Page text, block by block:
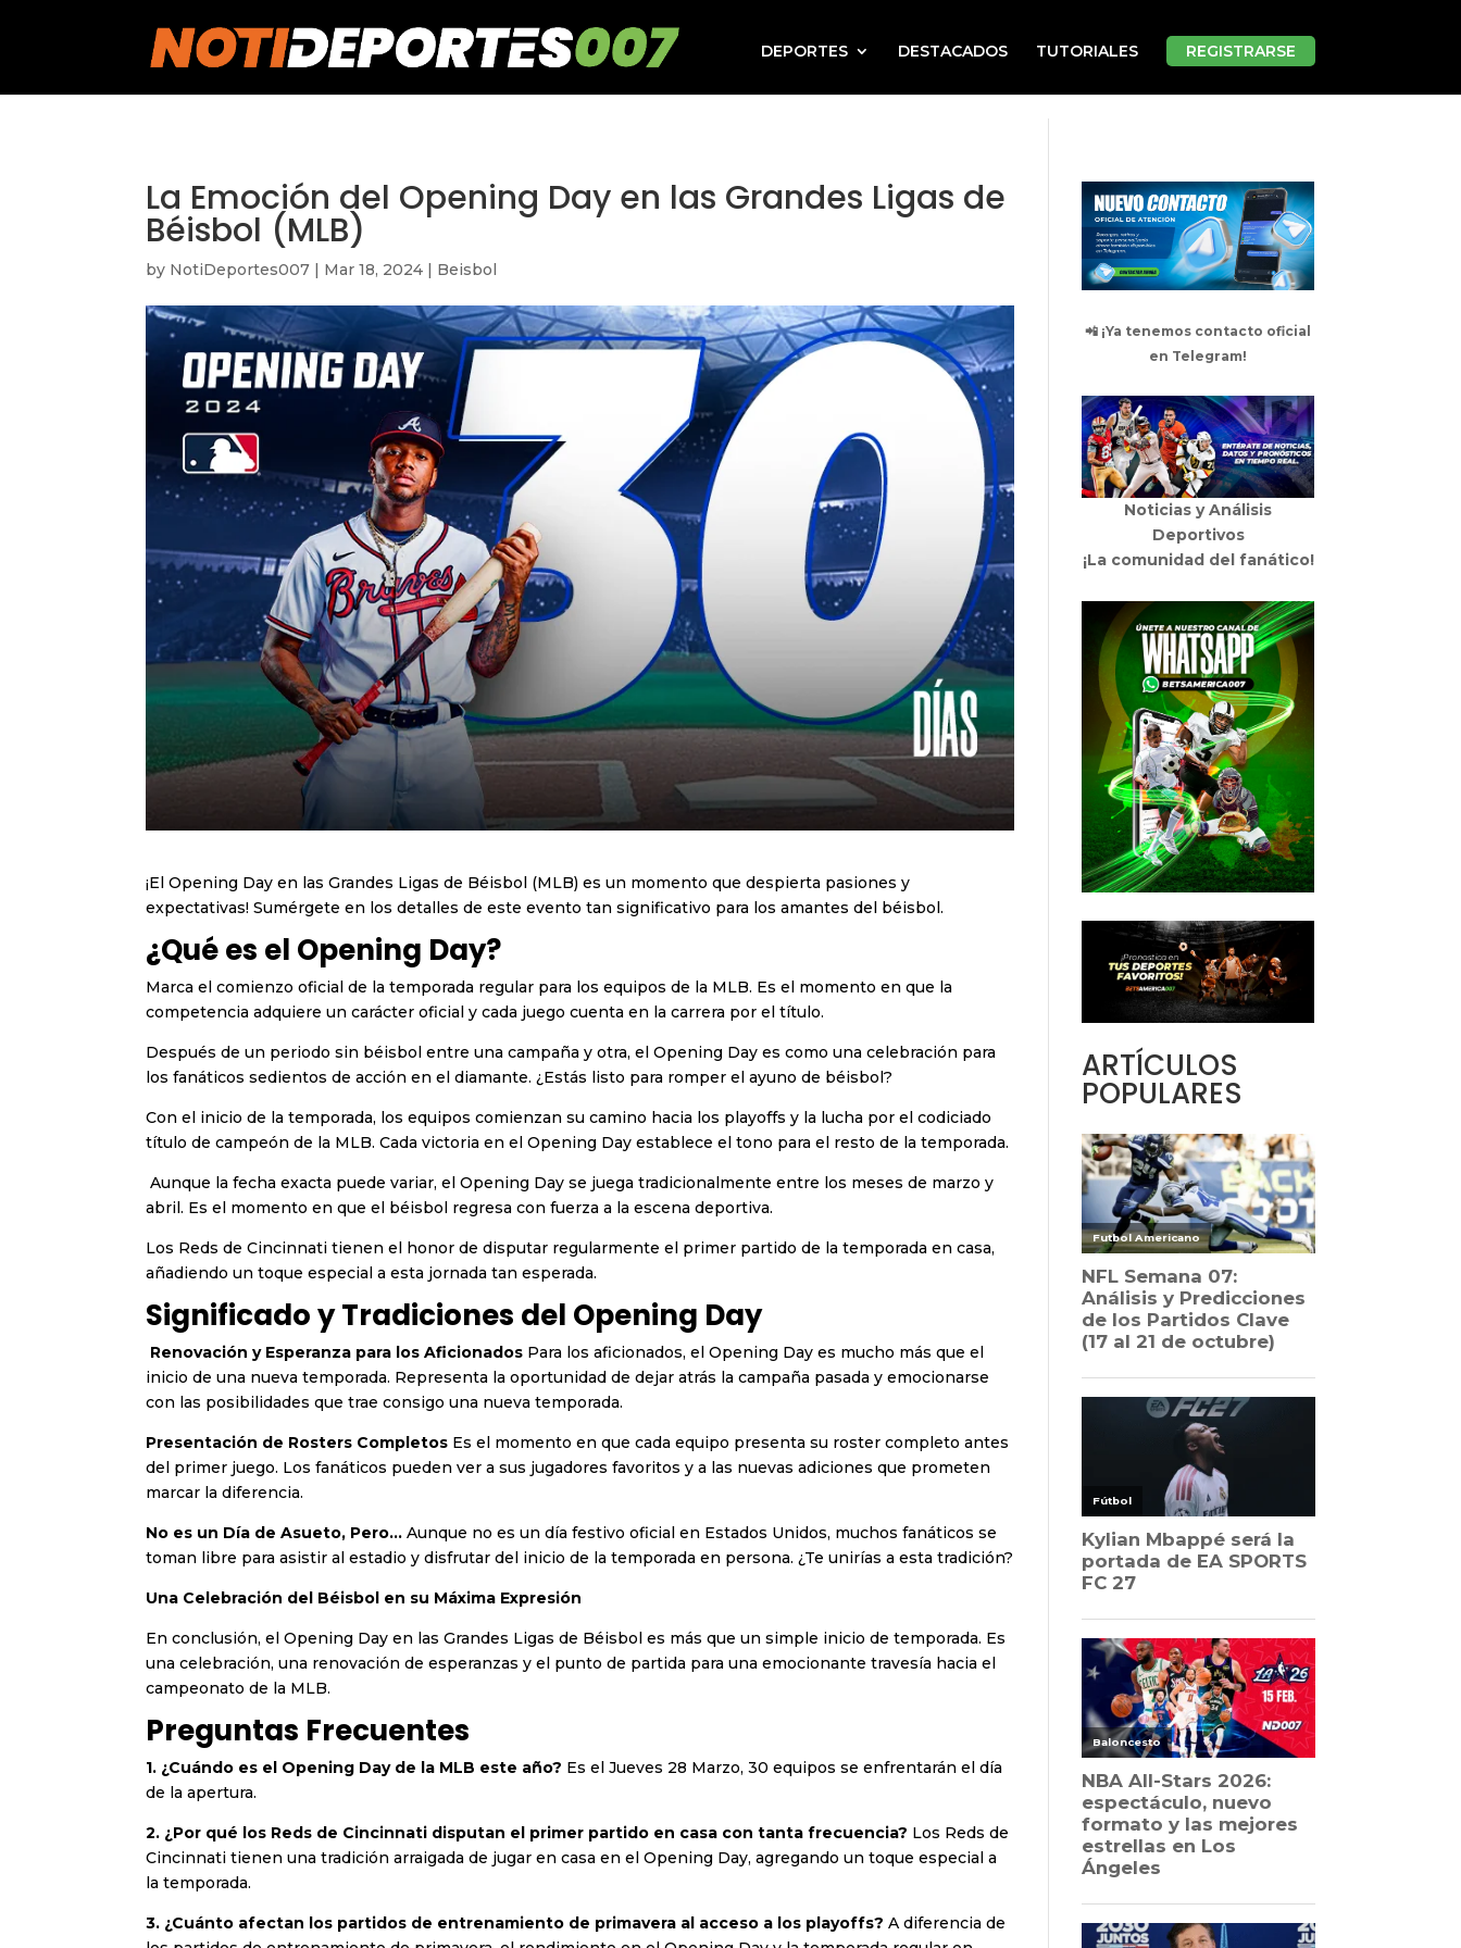
DEPORTES
DESTACADOS TUTORIALES REGISTRARSE
La Emoción del Opening Day en las Grandes Ligas de
Béisbol (MLB)
by NotiDeportes007 | Mar 18, 2024 | Beisbol
¡El Opening Day en las Grandes Ligas de Béisbol (MLB) es un momento que despierta pasiones y
expectativas! Sumérgete en los detalles de este evento tan significativo para los amantes del béisbol.
¿Qué es el Opening Day?
Marca el comienzo oficial de la temporada regular para los equipos de la MLB. Es el momento en que la
competencia adquiere un carácter oficial y cada juego cuenta en la carrera por el título.
Después de un periodo sin béisbol entre una campaña y otra, el Opening Day es como una celebración para
los fanáticos sedientos de acción en el diamante. ¿Estás listo para romper el ayuno de béisbol?
Con el inicio de la temporada, los equipos comienzan su camino hacia los playoffs y la lucha por el codiciado
título de campeón de la MLB. Cada victoria en el Opening Day establece el tono para el resto de la temporada.
Aunque la fecha exacta puede variar, el Opening Day se juega tradicionalmente entre los meses de marzo y
abril. Es el momento en que el béisbol regresa con fuerza a la escena deportiva.
Los Reds de Cincinnati tienen el honor de disputar regularmente el primer partido de la temporada en casa,
añadiendo un toque especial a esta jornada tan esperada.
Significado y Tradiciones del Opening Day
Renovación y Esperanza para los Aficionados Para los aficionados, el Opening Day es mucho más que el
inicio de una nueva temporada. Representa la oportunidad de dejar atrás la campaña pasada y emocionarse
con las posibilidades que trae consigo una nueva temporada.
Presentación de Rosters Completos Es el momento en que cada equipo presenta su roster completo antes
del primer juego. Los fanáticos pueden ver a sus jugadores favoritos y a las nuevas adiciones que prometen
marcar la diferencia.
No es un Día de Asueto, Pero… Aunque no es un día festivo oficial en Estados Unidos, muchos fanáticos se
toman libre para asistir al estadio y disfrutar del inicio de la temporada en persona. ¿Te unirías a esta tradición?
Una Celebración del Béisbol en su Máxima Expresión
En conclusión, el Opening Day en las Grandes Ligas de Béisbol es más que un simple inicio de temporada. Es
una celebración, una renovación de esperanzas y el punto de partida para una emocionante travesía hacia el
campeonato de la MLB.
Preguntas Frecuentes
1. ¿Cuándo es el Opening Day de la MLB este año? Es el Jueves 28 Marzo, 30 equipos se enfrentarán el día
de la apertura.
2. ¿Por qué los Reds de Cincinnati disputan el primer partido en casa con tanta frecuencia? Los Reds de
Cincinnati tienen una tradición arraigada de jugar en casa en el Opening Day, agregando un toque especial a
la temporada.
3. ¿Cuánto afectan los partidos de entrenamiento de primavera al acceso a los playoffs? A diferencia de
📲 ¡Ya tenemos contacto oficial
en Telegram!
Noticias y Análisis
Deportivos
¡La comunidad del fanático!
ARTÍCULOS
POPULARES